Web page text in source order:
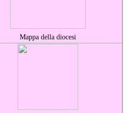
Mappa della diocesi